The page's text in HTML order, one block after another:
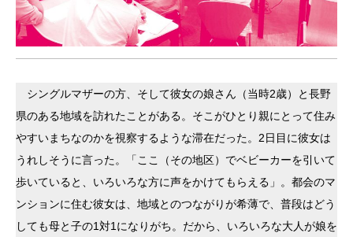
シングルマザーの方、そして彼女の娘さん（当時2歳）と長野
県のある地域を訪れたことがある。そこがひとり親にとって住み
やすいまちなのかを視察するような滞在だった。2日目に彼女は
うれしそうに言った。「ここ（その地区）でベビーカーを引いて
歩いていると、いろいろな方に声をかけてもらえる」。都会のマ
ンションに住む彼女は、地域とのつながりが希薄で、普段はどう
しても母と子の1対1になりがち。だから、いろいろな大人が娘を